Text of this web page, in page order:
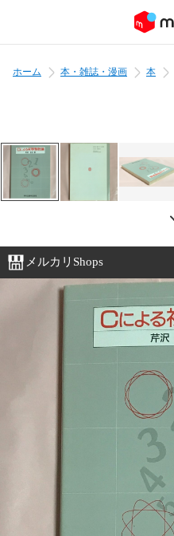
ホーム 本・雑誌・漫画 本
メルカリShops